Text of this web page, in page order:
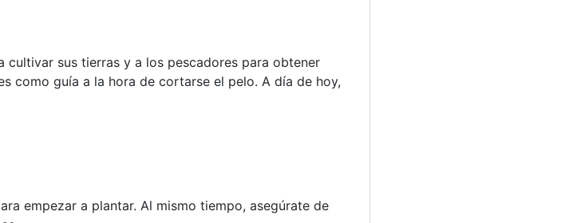
sus tierras y a los pescadores para obtener
como guía a la hora de cortarse el pelo. A día de hoy,
empezar a plantar. Al mismo tiempo, asegúrate de